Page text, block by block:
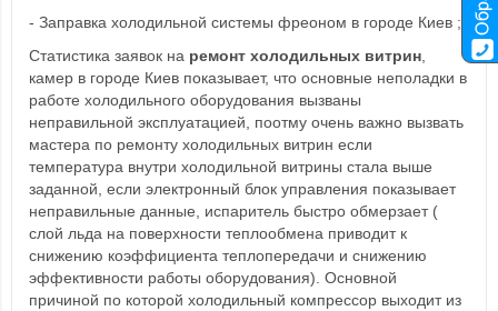
- Заправка холодильной системы фреоном в городе Киев ;
Статистика заявок на ремонт холодильных витрин
камер в городе Киев показывает, что основные неполадки в
работе холодильного оборудования вызваны
неправильной эксплуатацией, поотму очень важно вызвать
мастера по ремонту холодильных витрин если
температура внутри холодильной витрины стала выше
заданной, если электронный блок управления показывает
неправильные данные, испаритель быстро обмерзает (
слой льда на поверхности теплообмена приводит к
снижению коэффициента теплопередачи и снижению
эффективности работы оборудования). Основной
причиной по которой холодильный компрессор выходит из